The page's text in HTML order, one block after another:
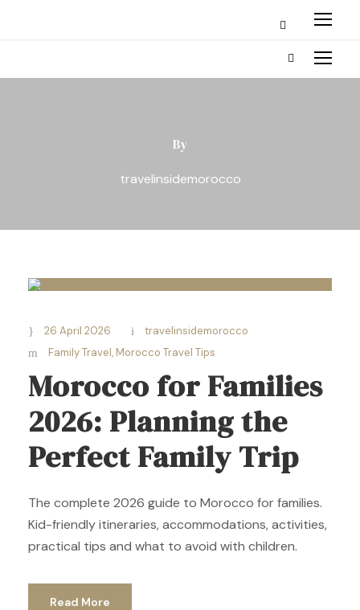
By
travelinsidemorocco
26 April 2026
travelinsidemorocco
Family Travel, Morocco Travel Tips
Morocco for Families
2026: Planning the
Perfect Family Trip
The complete 2026 guide to Morocco for families.
Kid-friendly itineraries, accommodations, activities,
practical tips and what to avoid with children.
Read More